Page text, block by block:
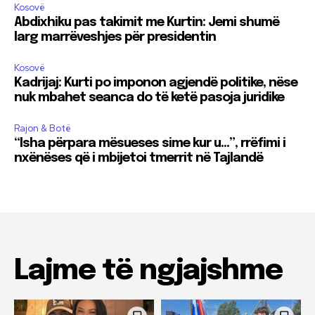
Kosovë
Abdixhiku pas takimit me Kurtin: Jemi shumë
larg marrëveshjes për presidentin
Kosovë
Kadrijaj: Kurti po imponon agjendë politike, nëse
nuk mbahet seanca do të ketë pasoja juridike
Rajon & Botë
“Isha përpara mësueses sime kur u…”, rrëfimi i
nxënëses që i mbijetoi tmerrit në Tajlandë
Lajme të ngjajshme